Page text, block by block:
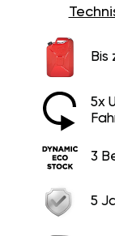
Bis
5x
3
5